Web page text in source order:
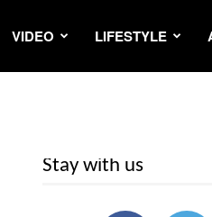
VIDEO LIFESTYLE
Stay with us